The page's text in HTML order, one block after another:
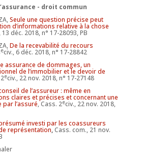
- droit commun
Seule une question précise peut
d’informations relative à la chose
13 déc. 2018, n° 17-28093, PB
De la recevabilité du recours
eciv., 6 déc. 2018, n° 17-28842
assurance de dommages, un
de l’immobilier et le devoir de
eciv., 22 nov. 2018, n° 17-27148
de l’assureur : même en
claires et précises et concernant une
l’assuré, Cass. 2eciv., 22 nov. 2018,
investi par les coassureurs
représentation,Cass. com., 21 nov.